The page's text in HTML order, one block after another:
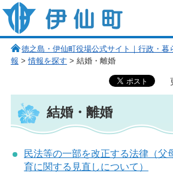
伊仙町 健康・長寿と子宝の町
徳之島・伊仙町役場公式サイト｜行政・暮
報 >情報を探す > 結婚・離婚
結婚・離婚
民法等の一部を改正する法律（父
育に関する見直しについて）